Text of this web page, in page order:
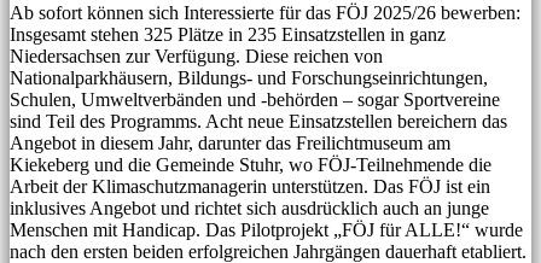
Ab sofort können sich Interessierte für das FÖJ 2025/26 bewerben:
Insgesamt stehen 325 Plätze in 235 Einsatzstellen in ganz
Niedersachsen zur Verfügung. Diese reichen von
Nationalparkhäusern, Bildungs- und Forschungseinrichtungen,
Schulen, Umweltverbänden und -behörden – sogar Sportvereine
sind Teil des Programms. Acht neue Einsatzstellen bereichern das
Angebot in diesem Jahr, darunter das Freilichtmuseum am
Kiekeberg und die Gemeinde Stuhr, wo FÖJ-Teilnehmende die
Arbeit der Klimaschutzmanagerin unterstützen. Das FÖJ ist ein
inklusives Angebot und richtet sich ausdrücklich auch an junge
Menschen mit Handicap. Das Pilotprojekt „FÖJ für ALLE!“ wurde
nach den ersten beiden erfolgreichen Jahrgängen dauerhaft etabliert.